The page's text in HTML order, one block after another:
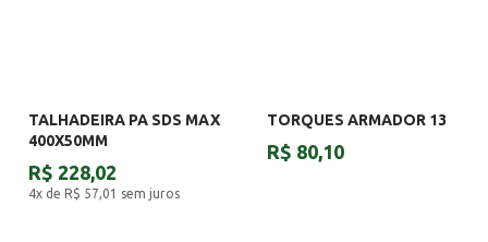
TALHADEIRA PA SDS MAX
400X50MM
R$ 228,02
4x de R$ 57,01 sem juros
TORQUES ARMADOR 13
R$ 80,10